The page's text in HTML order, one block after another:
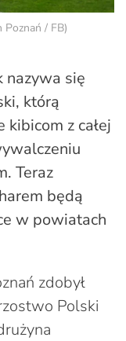
Poznań / FB)
nazywa się
którą
kibicom z całej
Teraz
będą
w powiatach
zdobył
Polski